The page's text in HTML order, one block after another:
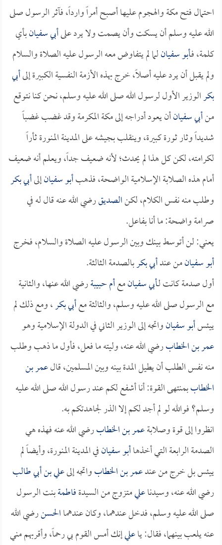
احتمال فتح مكة والهجوم عليها أصبح أمراً وارداً، فآثر الرسول صلى
الله عليه وسلم أن يسكت وأن يصمت ولا يرد علىأبي سفيانبأي
كلمة، فـأبو سفيانلما لم يتفاوض معه الرسول عليه الصلاة والسلام
ولم يقبل أن يرد عليه أصلاً، خرج بهذه الأزمة النفسية الكبيرة إلىأبي
بكرالوزير الأول لرسول الله صلى الله عليه وسلم، نحن كنا نتوقع
منأبي سفيانأن يعود أدراجه إلى مكة المكرمة وقد غضب غضباً
شديداً وثار ثورة كبيرة، وينقلب بجيشه على المدينة المنورة ثأراً
لكرامته، لكن كل هذا لم يحدث؛ لأنه ضعيف جداً، ويعلم أنه ضعيف
أمام هذه الصلابة الإسلامية الواضحة، فذهبأبو سفيانإلىأبي بكر
وطلب منه نفس الكلام، لكنالصديقرضي الله عنه قال له في
صرامة واضحة: ما أنا بفاعل.
يعني: لن أتوسط بينك وبين الرسول عليه الصلاة والسلام، فخرج
أبو سفيانمن عندأبي بكربالصدمة الثالثة.
أول صدمة كانت لـأبي سفيانمعأم حبيبةرضي الله عنها، والثانية
مع الرسول صلى الله عليه وسلم، والثالثة معأبي بكر، ومع ذلك لم
ييئسأبو سفيانواتجه إلى الوزير الثاني في الدولة الإسلامية وهو
عمر بن الخطابرضي الله عنه، وليته ما فعل، فأول ما ذهب وطلب
منه نفس الطلب أن يطيل المدة بينه وبين المسلمين، قالعمر بن
الخطاببمنتهى القوة: أنا أشفع لكم عند رسول الله صلى الله عليه
وسلم؟ فوالله لو لم أجد لكم إلا الذر لجاهدتكم به.
انظروا إلى قوة وصلابةعمر بن الخطابرضي الله عنه فهذه هي
الصدمة الرابعة التي أخذهاأبو سفيانفي المدينة المنورة، وأيضاً لم
ييئس بل خرج من عندعمر بن الخطابواتجه إلىعلي بن أبي طالب
رضي الله عنه، وسيدناعليمتزوج من السيدةفاطمةبنت الرسول
صلى الله عليه وسلم، فدخل عندهما، وكان عندهماالحسنرضي الله
عنه يلعب بينهما، فقال: ياعليإنك أمس القوم بي رحماً، وأقربهم مني